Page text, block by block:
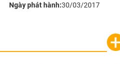
Ngày phát hành:30/03/2017